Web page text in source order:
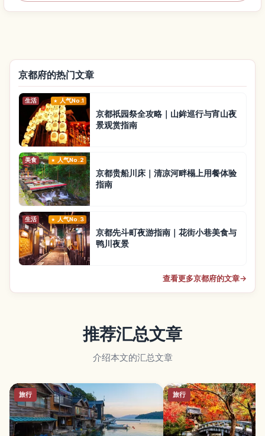
京都府的热门文章
生活 人气No.1
京都祇园祭全攻略｜山鉾巡行与宵山夜
景观赏指南
美食 人气No.2
京都贵船川床｜清凉河畔榻上用餐体验
指南
生活 人气No.3
京都先斗町夜游指南｜花街小巷美食与
鸭川夜景
查看更多京都府的文章→
推荐汇总文章
介绍本文的汇总文章
旅行 旅行